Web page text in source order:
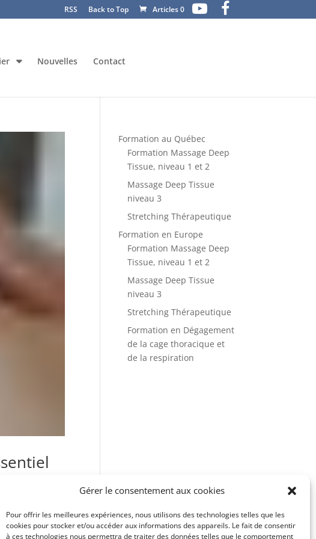
Gérer le consentement aux cookies
Pour offrir les meilleures expériences, nous utilisons des technologies telles que les
cookies pour stocker et/ou accéder aux informations des appareils. Le fait de consentir
à ces technologies nous permettra de traiter des données telles que le comportement
RSS Back to Top Articles 0
Nouvelles Contact
Formation au Québec
Formation Massage Deep
Tissue, niveau 1 et 2
Massage Deep Tissue
niveau 3
Stretching Thérapeutique
Formation en Europe
Formation Massage Deep
Tissue, niveau 1 et 2
Massage Deep Tissue
niveau 3
Stretching Thérapeutique
Formation en Dégagement
de la cage thoracique et
de la respiration